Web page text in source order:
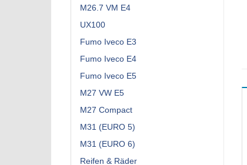
M26.7 VM E4
UX100
Fumo Iveco E3
Fumo Iveco E4
Fumo Iveco E5
M27 VW E5
M27 Compact
M31 (EURO 5)
M31 (EURO 6)
Reifen & Räder